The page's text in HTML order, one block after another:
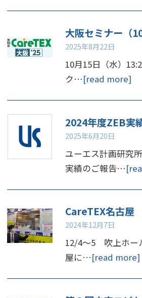
大阪セミナー（
2025年8月22日
10月15日（水）
ク…[read more]
2024年度ZEB実
2025年6月20日
ユーエス計画研究
実績のご報告…
CareTEX名古屋
2024年12月7日
12/4～5 吹上ホー
屋に…[read more]